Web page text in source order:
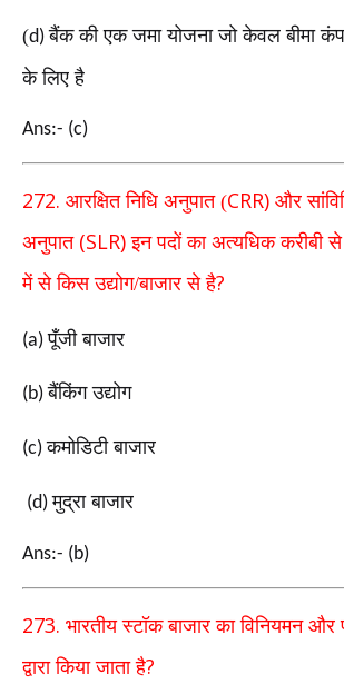
(d)बैंक की एक जमा योजना जो केवल बीमा
के लिए है
Ans:- (c)
272. आरक्षित निधि अनुपात (CRR) और
अनुपात (SLR)इन पदों का अत्यधिक करीबी
में से किस उद्योग/बाजार से है?
(a)पूँजी बाजार
(b)बैंकिंग उद्योग
(c)कमोडिटी बाजार
(d)मुद्रा बाजार
Ans:- (b)
273. भारतीय स्टॉक बाजार का विनियमन और
द्वारा किया जाता है?